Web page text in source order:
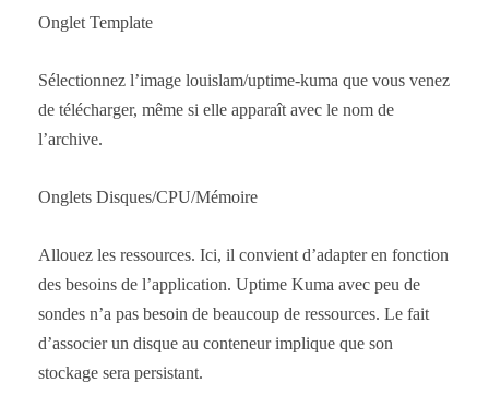
Onglet Template
Sélectionnez l’image louislam/uptime-kuma que vous venez
de télécharger, même si elle apparaît avec le nom de
l’archive.
Onglets Disques/CPU/Mémoire
Allouez les ressources. Ici, il convient d’adapter en fonction
des besoins de l’application. Uptime Kuma avec peu de
sondes n’a pas besoin de beaucoup de ressources. Le fait
d’associer un disque au conteneur implique que son
stockage sera persistant.